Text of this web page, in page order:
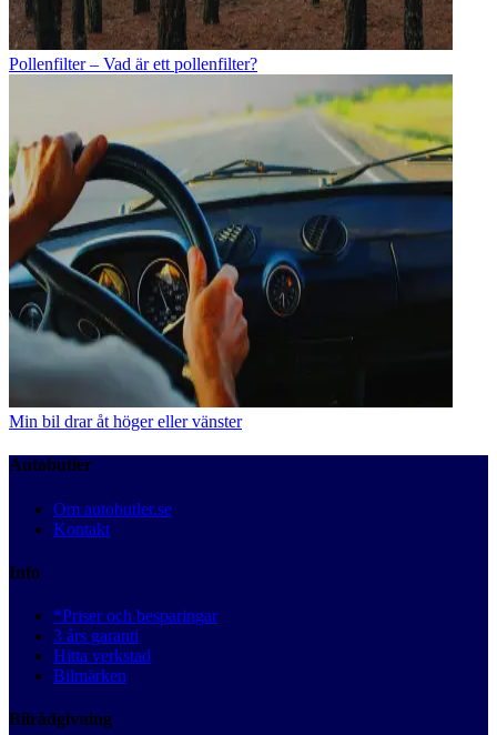
Pollenfilter – Vad är ett pollenfilter?
Min bil drar åt höger eller vänster
Autobutler
Om autobutler.se
Kontakt
Info
*Priser och besparingar
3 års garanti
Hitta verkstad
Bilmärken
Bilrådgivning